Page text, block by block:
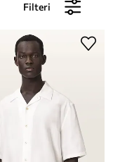
Filteri